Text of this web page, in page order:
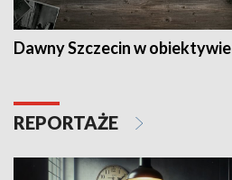
Dawny Szczecin w obiektywie
REPORTAŻE